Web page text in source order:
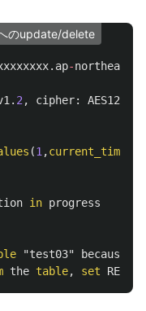
のupdate/delete
. ap-northeast
. 2, cipher: AES128
(1,
in progress
"test03" because
the table, set